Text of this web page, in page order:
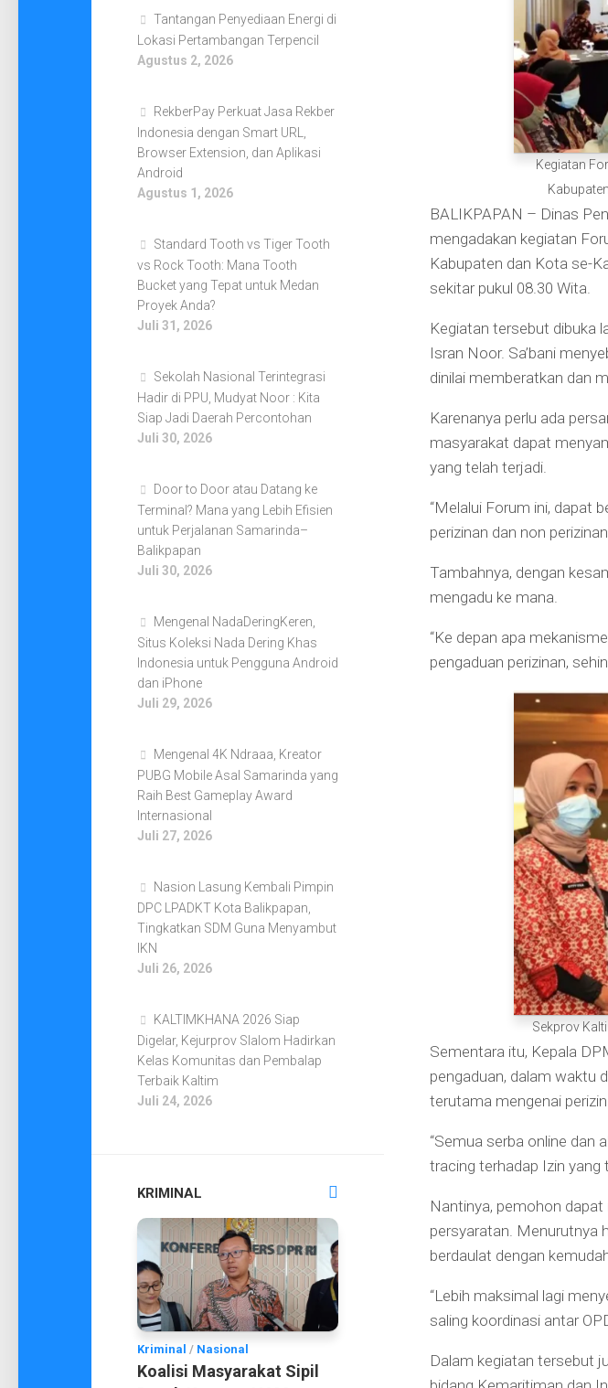
Kegiatan
BALIKPAPAN – Dinas
mengadakan kegiatan
Kabupaten dan Kota se-
sekitar pukul 08.30 Wita.
Kegiatan tersebut dibuka
Isran Noor. Sa’bani
dinilai memberatkan dan
Karenanya perlu ada
masyarakat dapat
yang telah terjadi.
“Melalui Forum ini, dapat
perizinan dan non
Tambahnya, dengan
mengadu ke mana.
“Ke depan apa
pengaduan perizinan,
Sekprov
Sementara itu, Kepala
pengaduan, dalam waktu
terutama mengenai
“Semua serba online dan
tracing terhadap Izin yang
Nantinya, pemohon
persyaratan. Menurutnya
berdaulat dengan
“Lebih maksimal lagi
saling koordinasi antar
Dalam kegiatan tersebut
Tantangan Penyediaan Energi di
Lokasi Pertambangan Terpencil
Agustus 2, 2026
RekberPay Perkuat Jasa Rekber
Indonesia dengan Smart URL,
Browser Extension, dan Aplikasi
Android
Agustus 1, 2026
Standard Tooth vs Tiger Tooth
vs Rock Tooth: Mana Tooth
Bucket yang Tepat untuk Medan
Proyek Anda?
Juli 31, 2026
Sekolah Nasional Terintegrasi
Hadir di PPU, Mudyat Noor : Kita
Siap Jadi Daerah Percontohan
Juli 30, 2026
Door to Door atau Datang ke
Terminal? Mana yang Lebih Efisien
untuk Perjalanan Samarinda–
Balikpapan
Juli 30, 2026
Mengenal NadaDeringKeren,
Situs Koleksi Nada Dering Khas
Indonesia untuk Pengguna Android
dan iPhone
Juli 29, 2026
Mengenal 4K Ndraaa, Kreator
PUBG Mobile Asal Samarinda yang
Raih Best Gameplay Award
Internasional
Juli 27, 2026
Nasion Lasung Kembali Pimpin
DPC LPADKT Kota Balikpapan,
Tingkatkan SDM Guna Menyambut
IKN
Juli 26, 2026
KALTIMKHANA 2026 Siap
Digelar, Kejurprov Slalom Hadirkan
Kelas Komunitas dan Pembalap
Terbaik Kaltim
Juli 24, 2026
KRIMINAL
Kriminal / Nasional
Koalisi Masyarakat Sipil